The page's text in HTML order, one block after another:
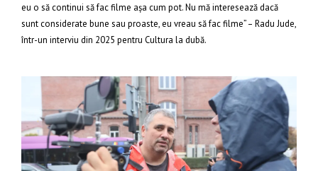
eu o să continui să fac filme așa cum pot. Nu mă interesează dacă
sunt considerate bune sau proaste, eu vreau să fac filme” – Radu Jude,
într-un interviu din 2025 pentru Cultura la dubă.